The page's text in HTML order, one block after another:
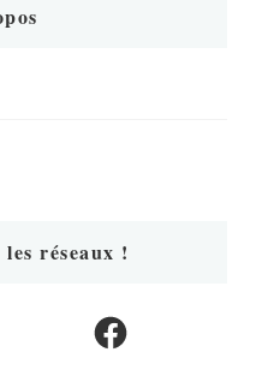
réseaux !
Facebook